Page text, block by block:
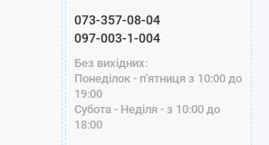
073-357-08-04
097-003-1-004
Без вихідних:
Понеділок - п'ятниця з 10:00 до
19:00
Субота - Неділя - з 10:00 до
18:00